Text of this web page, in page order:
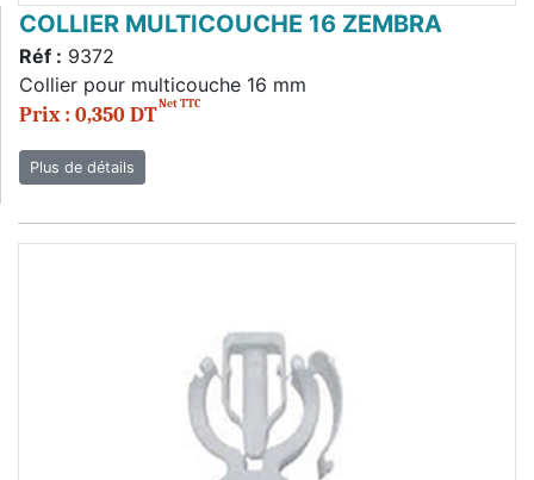
COLLIER MULTICOUCHE 16 ZEMBRA
Réf : 9372
Collier pour multicouche 16 mm
Prix : 0,350 DTNet TTC
Plus de détails